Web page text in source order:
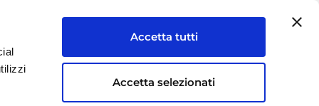
Accetta tutti
Accetta selezionati
FOCUS CONTATTI